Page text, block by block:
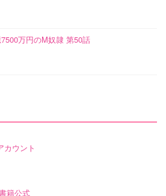
万円のM奴隷 第50話
カウント
籍公式